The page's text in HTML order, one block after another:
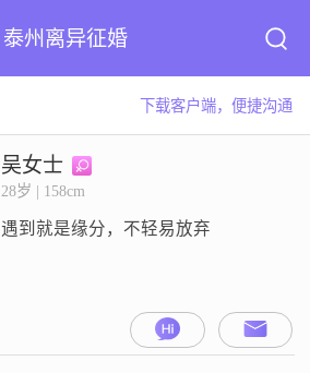
泰州离异征婚
下载客户端，便捷沟通
吴女士
28岁 | 158cm
遇到就是缘分，不轻易放弃